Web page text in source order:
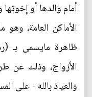
أمام والدها أو
الأماكن العامة،
ظاهرة مايسمى بـ
الأزواج، وذلك عن
والعياذ بالله - على